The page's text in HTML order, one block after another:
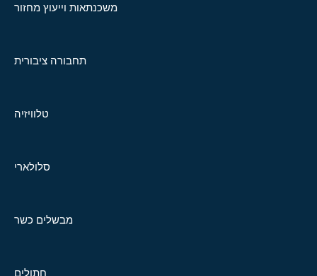
משכנתאות וייעוץ מחזור
תחבורה ציבורית
טלוויזיה
סלולארי
מבשלים כשר
חתולים